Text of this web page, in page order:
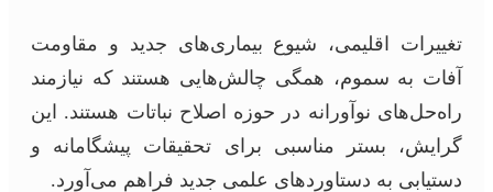
تغییرات اقلیمی، شیوع بیماری‌های جدید و مقاومت
آفات به سموم، همگی چالش‌هایی هستند که نیازمند
راه‌حل‌های نوآورانه در حوزه اصلاح نباتات هستند. این
گرایش، بستر مناسبی برای تحقیقات پیشگامانه و
دستیابی به دستاوردهای علمی جدید فراهم می‌آورد.